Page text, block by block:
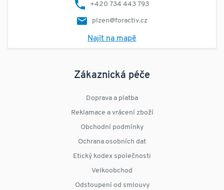
+420 734 443 793
plzen@foractiv.cz
Najít na mapě
Zákaznická péče
Doprava a platba
Reklamace a vrácení zboží
Obchodní podmínky
Ochrana osobních dat
Etický kodex společnosti
Velkoobchod
Odstoupení od smlouvy